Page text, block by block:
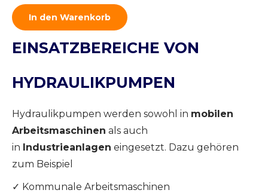
In den Warenkorb
EINSATZBEREICHE VON
HYDRAULIKPUMPEN
Hydraulikpumpen werden sowohl in mobilen
Arbeitsmaschinen als auch
in Industrieanlagen eingesetzt. Dazu gehören
zum Beispiel
✓ Kommunale Arbeitsmaschinen